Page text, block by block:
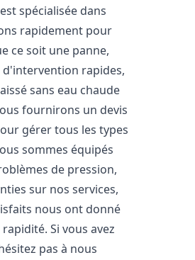
spécialisée dans
rapidement pour
ce soit une panne,
rapides,
sans eau chaude
fournirons un devis
gérer tous les types
sommes équipés
de pression,
sur nos services,
nous ont donné
Si vous avez
pas à nous